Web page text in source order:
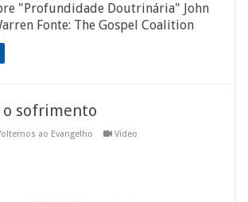
"Profundidade Doutrinária" John
Fonte: The Gospel Coalition
o sofrimento
ao Evangelho Vídeo